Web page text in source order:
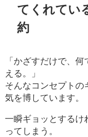
てくれてい
約
「かざすだけで、
える。」
そんなコンセプトの
気を博しています。
一瞬ギョッとするけ
ってしまう。